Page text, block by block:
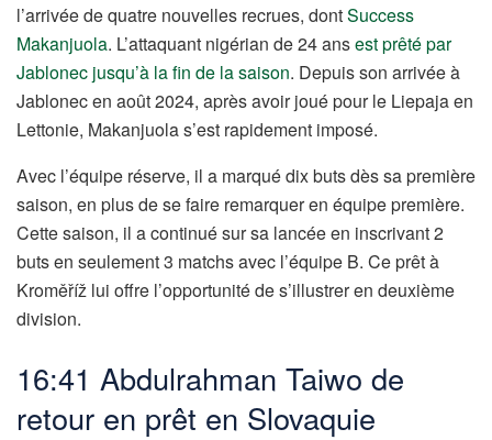
l’arrivée de quatre nouvelles recrues, dontSuccess
Makanjuola. L’attaquant nigérian de 24 ansest prêté par
Jablonec jusqu’à la fin de la saison. Depuis son arrivée à
Jablonec en août 2024, après avoir joué pour le Liepaja en
Lettonie, Makanjuola s’est rapidement imposé.
Avec l’équipe réserve, il a marqué dix buts dès sa première
saison, en plus de se faire remarquer en équipe première.
Cette saison, il a continué sur sa lancée en inscrivant 2
buts en seulement 3 matchs avec l’équipe B. Ce prêt à
Kroměříž lui offre l’opportunité de s’illustrer en deuxième
division.
16:41 Abdulrahman Taiwo de
retour en prêt en Slovaquie